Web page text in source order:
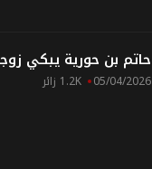
حاتم بن حورية يبكي
05/04/2026 1.2K زائر